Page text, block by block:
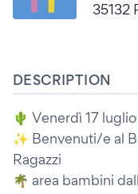
35132
DESCRIPTION
🌵 Venerdì 17 luglio
✨ Benvenuti/e al
Ragazzi
🌴 area bambini